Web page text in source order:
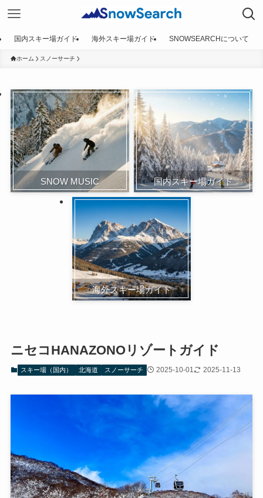
国内スキー場ガイド 海外スキー場ガイド SNOWSEARCHについて
ホーム スノーサーチ
SNOW MUSIC 国内スキー場ガイド
海外スキー場ガイド
ニセコHANAZONOリゾートガイド
スキー場（国内） 北海道 スノーサーチ 2025-10-01 2025-11-13